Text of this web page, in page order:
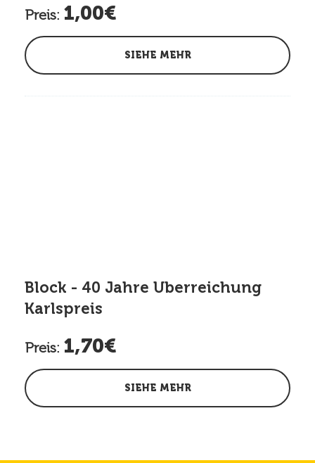
Preis: 1,00€
SIEHE MEHR
Block - 40 Jahre Uberreichung
Karlspreis
Preis: 1,70€
SIEHE MEHR